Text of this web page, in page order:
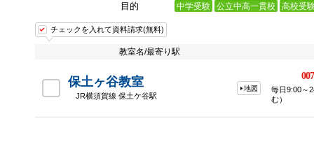
目的 中学受験 公立中高一貫校 高校受
チェックを入れて資料請求(無料)
教室名/最寄り駅
保土ヶ谷教室
JR横須賀線 保土ケ谷駅
地図
毎日9:00～
む）